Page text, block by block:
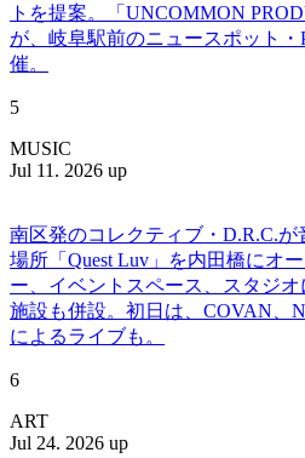
トを提案。「UNCOMMON
が、岐阜駅前のニュースポット・
催。
5
MUSIC
Jul 11. 2026 up
南区発のコレクティブ・D.R.C.
場所「Quest Luv」を内田橋にオ
ー、イベントスペース、スタジ
施設も併設。初日は、COVAN、
によるライブも。
6
ART
Jul 24. 2026 up